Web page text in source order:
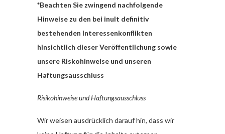
*Beachten Sie zwingend nachfolgende
Hinweise zu den bei inult definitiv
bestehenden Interessenkonflikten
hinsichtlich dieser Veröffentlichung sowie
unsere Riskohinweise und unseren
Haftungsausschluss
Risikohinweise und Haftungsausschluss
Wir weisen ausdrücklich darauf hin, dass wir